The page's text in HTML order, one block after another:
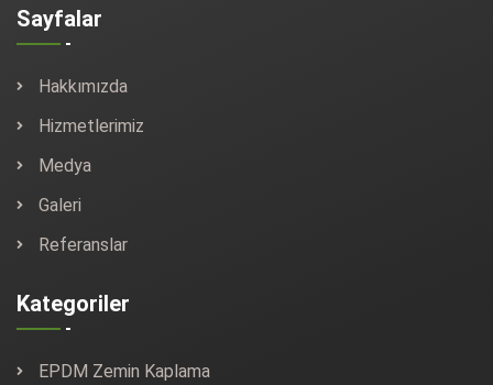
Sayfalar
Hakkımızda
Hizmetlerimiz
Medya
Galeri
Referanslar
Kategoriler
EPDM Zemin Kaplama